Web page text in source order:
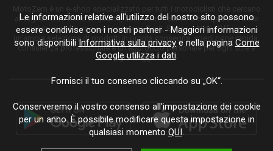
abbigliamento moto di qualità, accessori, ricambi e componenti delle
migliori marche come Alpinestars, Revit, Shima o Nexx. Offriamo
un'ampia selezione di prodotti in pronta consegna, spedizione rapida,
consulenza professionale e un approccio personale per ogni stile e
ogni viaggio.
Le informazioni relative all'utilizzo del nostro sito possono
essere condivise con i nostri partner - Maggiori informazioni
sono disponibili Informativa sulla privacye nella pagina Come
Google utilizza i dati.
Fornisci il tuo consenso cliccando su „OK“.
Conserveremo il vostro consenso all'impostazione dei cookie
per un anno. È possibile modificare questa impostazione in
qualsiasi momento QUI.